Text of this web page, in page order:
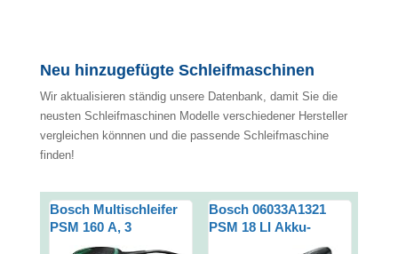
Neu hinzugefügte Schleifmaschinen
Wir aktualisieren ständig unsere Datenbank, damit Sie die
neusten Schleifmaschinen Modelle verschiedener Hersteller
vergleichen könnnen und die passende Schleifmaschine
finden!
Bosch Multischleifer
PSM 160 A, 3
Schleifblätter, Karton
Bosch 06033A1321
PSM 18 LI Akku-
Multischleifer, 18V